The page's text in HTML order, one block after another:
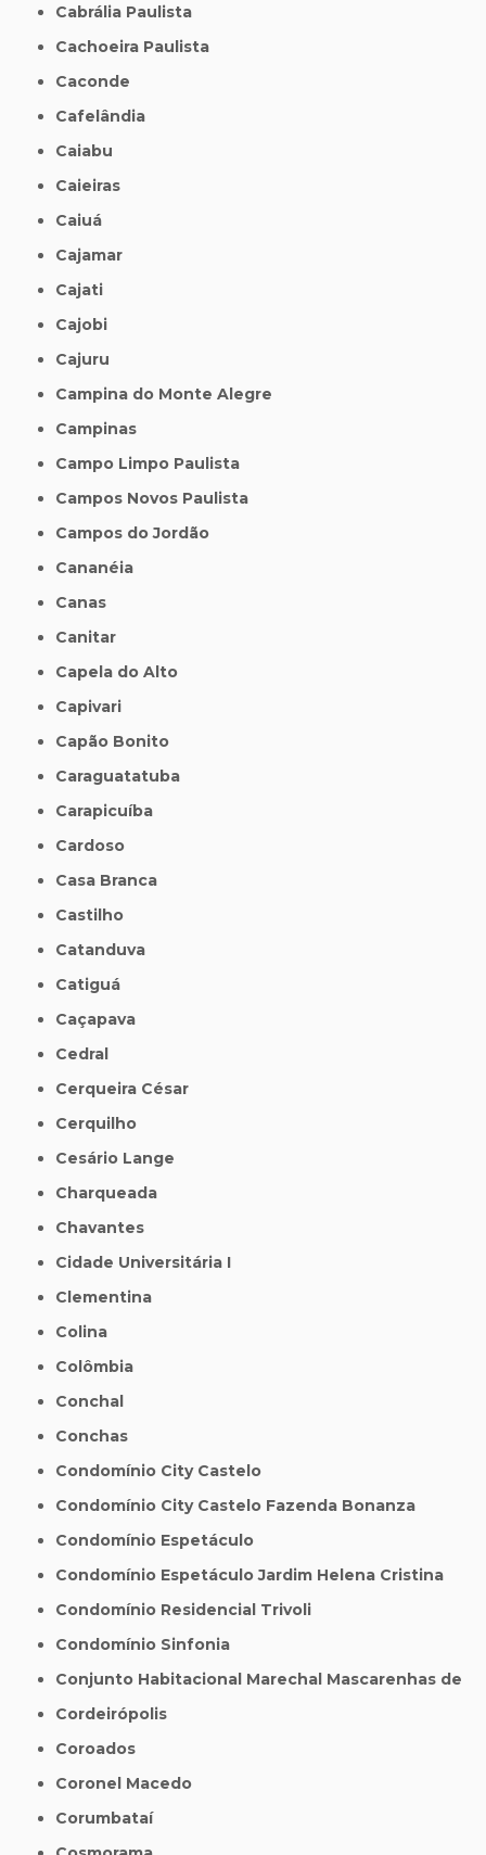
Cabrália Paulista
Cachoeira Paulista
Caconde
Cafelândia
Caiabu
Caieiras
Caiuá
Cajamar
Cajati
Cajobi
Cajuru
Campina do Monte Alegre
Campinas
Campo Limpo Paulista
Campos Novos Paulista
Campos do Jordão
Cananéia
Canas
Canitar
Capela do Alto
Capivari
Capão Bonito
Caraguatatuba
Carapicuíba
Cardoso
Casa Branca
Castilho
Catanduva
Catiguá
Caçapava
Cedral
Cerqueira César
Cerquilho
Cesário Lange
Charqueada
Chavantes
Cidade Universitária I
Clementina
Colina
Colômbia
Conchal
Conchas
Condomínio City Castelo
Condomínio City Castelo Fazenda Bonanza
Condomínio Espetáculo
Condomínio Espetáculo Jardim Helena Cristina
Condomínio Residencial Trivoli
Condomínio Sinfonia
Conjunto Habitacional Marechal Mascarenhas de
Cordeirópolis
Coroados
Coronel Macedo
Corumbataí